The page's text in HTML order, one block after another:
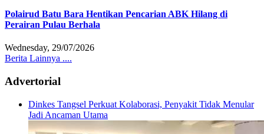
Polairud Batu Bara Hentikan Pencarian ABK Hilang di
Perairan Pulau Berhala
Wednesday, 29/07/2026
Berita Lainnya ....
Advertorial
Dinkes Tangsel Perkuat Kolaborasi, Penyakit Tidak Menular
Jadi Ancaman Utama